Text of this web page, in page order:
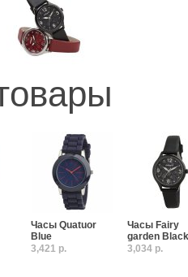
Часы Quatuor
Blue
3,421 р.
Часы Fairy
garden Black
3,034 р.